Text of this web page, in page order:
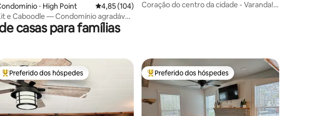
⋅ High Point 4,85 de uma avaliação média de 5, 104 avaliações
4,85 (104)
e Caboodle — Condomínio agradável
os hóspedes
m
Coração do centro da cidade - Varanda!
casas para famílias
Entre os melhores preferidos dos hóspedes
Preferido dos hóspedes Entre os melhores preferidos dos hóspedes
Preferido dos hóspedes